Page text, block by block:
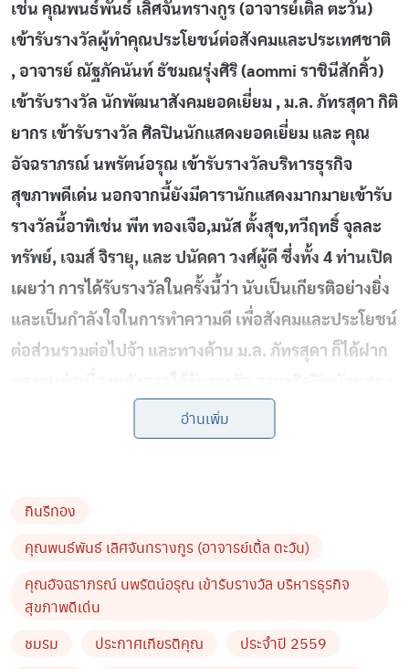
เช่น คุณพนธ์พันธ์ เลิศจันทรางกูร (อาจารย์เติ้ล ตะวัน)
เข้ารับรางวัลผู้ทำคุณประโยชน์ต่อสังคมและประเทศชาติ
, อาจารย์ ณัฐภัคนันท์ ธัชมณรุ่งศิริ (aommi ราชินีสักคิ้ว)
เข้ารับรางวัล นักพัฒนาสังคมยอดเยี่ยม , ม.ล. ภัทรสุดา กิติ
ยากร เข้ารับรางวัล ศิลปินนักแสดงยอดเยี่ยม และ คุณ
อัจฉราภรณ์ นพรัตน์อรุณ เข้ารับรางวัลบริหารธุรกิจ
สุขภาพดีเด่น นอกจากนี้ยังมีดารานักแสดงมากมายเข้ารับ
รางวัลนี้อาทิเช่น พีท ทองเจือ,มนัส ตั้งสุข,ทวีฤทธิ์ จุลละ
ทรัพย์, เจมส์ จิรายุ, และ ปนัดดา วงศ์ผู้ดี ซึ่งทั้ง 4 ท่านเปิด
เผยว่า การได้รับรางวัลในครั้งนี้ว่า นับเป็นเกียรติอย่างยิ่ง
และเป็นกำลังใจในการทำความดี เพื่อสังคมและประโยชน์
ต่อส่วนรวมต่อไปจ้า และทางด้าน ม.ล. ภัทรสุดา ก็ได้ฝาก
ยอดเยี่ยม ที่กำลังเล่นละครเวทีเรื่อง ม่านประเพณี ที่มี
พระเจ้าวรวงศ์เธอ พระองค์เจ้าโสมสวลี พระวรราชาทินัด
อ่านเพิ่ม
กินรีทอง
คุณพนธ์พันธ์ เลิศจันทรางกูร (อาจารย์เติ้ล ตะวัน)
คุณอัจฉราภรณ์ นพรัตน์อรุณ เข้ารับรางวัล บริหารธุรกิจ
สุขภาพดีเด่น
ชมรม
ประกาศเกียรติคุณ
ประจำปี 2559